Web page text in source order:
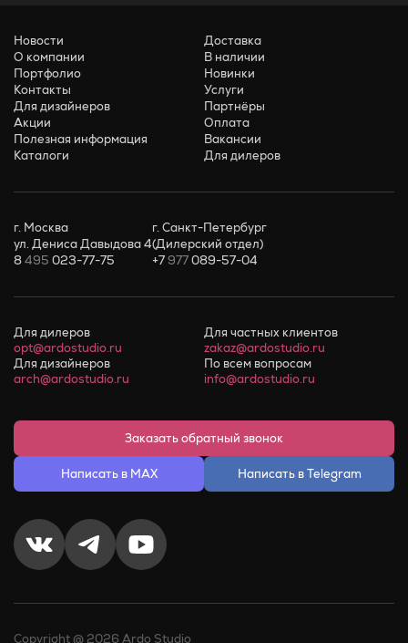
Новости
О компании
Портфолио
Контакты
Для дизайнеров
Акции
Полезная информация
Каталоги
Доставка
В наличии
Новинки
Услуги
Партнёры
Оплата
Вакансии
Для дилеров
г. Москва
ул. Дениса Давыдова 4
8495 023-77-75
г. Санкт-Петербург
(Дилерский отдел)
+7977089-57-04
Для дилеров
opt@ardostudio.ru
Для частных клиентов
zakaz@ardostudio.ru
Для дизайнеров
arch@ardostudio.ru
По всем вопросам
info@ardostudio.ru
Заказать обратный звонок
Написать в MAX Написать в Telegram
Copyright @ 2026 Ardo Studio